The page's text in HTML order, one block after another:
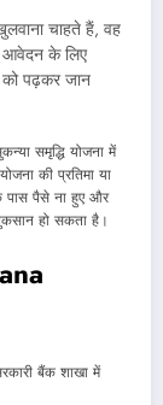
चाहते हैं, वह
आवेदन के लिए
को पढ़कर जान
समृद्धि योजना में
की प्रतिमा या
पैसे ना हुए और
हो सकता है।
बैंक शाखा में